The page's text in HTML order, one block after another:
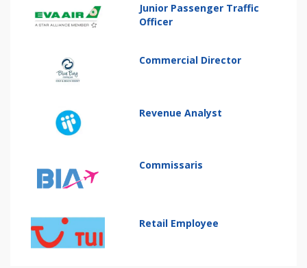
Junior Passenger Traffic
Officer
Commercial Director
Revenue Analyst
Commissaris
Retail Employee